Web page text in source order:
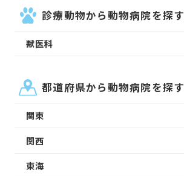
診療動物から動物病院を探す
獣医科
都道府県から動物病院を探す
関東
関西
東海